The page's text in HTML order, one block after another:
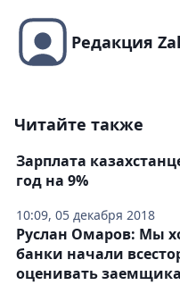
Редакция
Читайте также
10:09, 05 декабря 2018
Зарплата
год на 9%
Руслан Омаров: Мы
банки начали
оценивать заемщика